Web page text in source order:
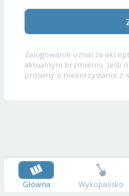
Zalogowanie oznacza
aktualnym brzmieniu. Jeśli
prosimy o niekorzystanie z
Główna Wykopalisko